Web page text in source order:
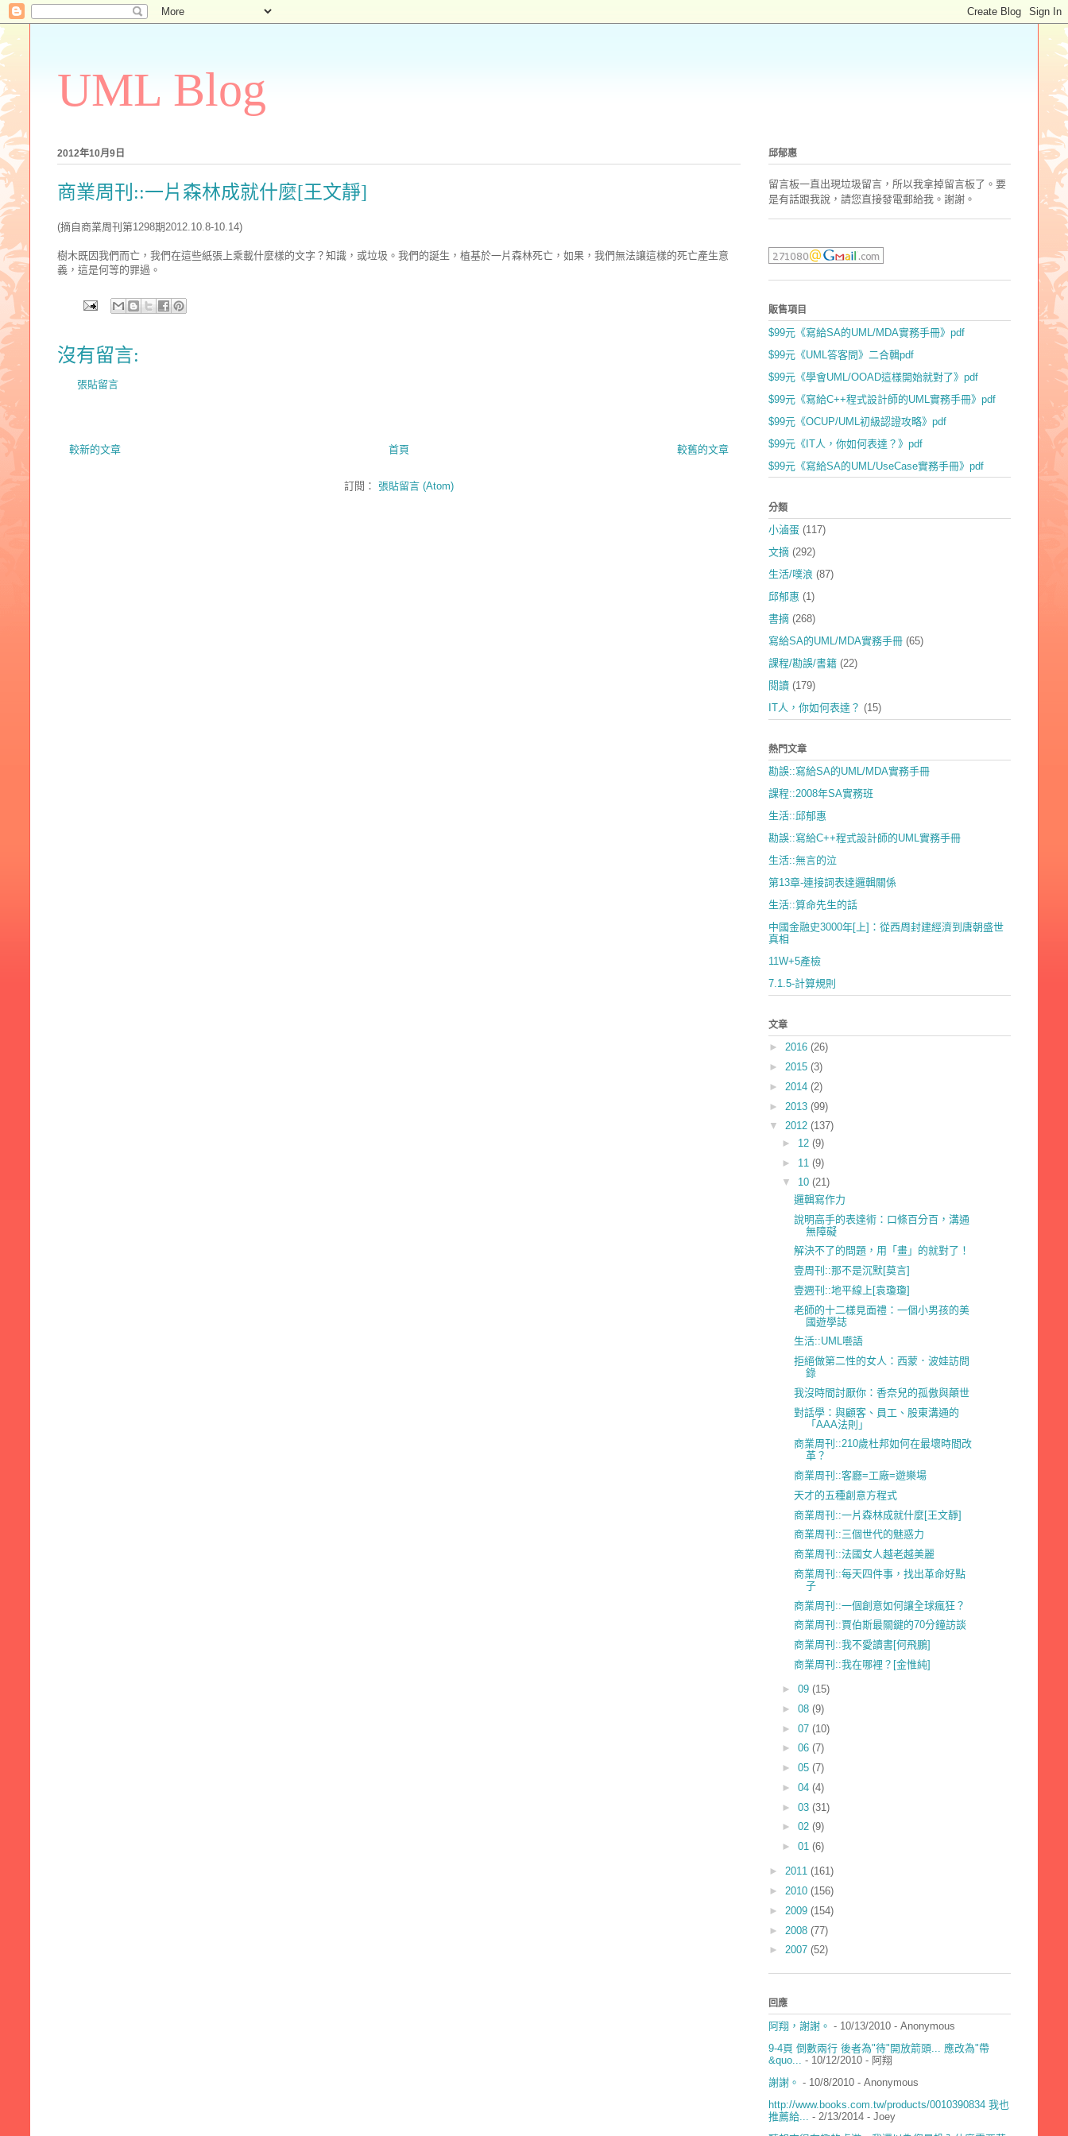
UML Blog
2012年10月9日
商業周刊::一片森林成就什麼[王文靜]
(摘自商業周刊第1298期2012.10.8-10.14)
樹木既因我們而亡，我們在這些紙張上乘載什麼樣的文字？知識，或垃圾。我們的誕生，植基於一片森林死亡，如果，我們無法讓這樣的死亡產生意
義，這是何等的罪過。
沒有留言:
張貼留言
較新的文章 較舊的文章
首頁
訂閱： 張貼留言 (Atom)
邱郁惠
留言板一直出現垃圾留言，所以我拿掉留言板了。要
是有話跟我說，請您直接發電郵給我。謝謝。
販售項目
$99元《寫給SA的UML/MDA實務手冊》pdf
$99元《UML答客問》二合輯pdf
$99元《學會UML/OOAD這樣開始就對了》pdf
$99元《寫給C++程式設計師的UML實務手冊》pdf
$99元《OCUP/UML初級認證攻略》pdf
$99元《IT人，你如何表達？》pdf
$99元《寫給SA的UML/UseCase實務手冊》pdf
分類
小滷蛋 (117)
文摘 (292)
生活/噗浪 (87)
邱郁惠 (1)
書摘 (268)
寫給SA的UML/MDA實務手冊 (65)
課程/勘誤/書籍 (22)
閱讀 (179)
IT人，你如何表達？ (15)
熱門文章
勘誤::寫給SA的UML/MDA實務手冊
課程::2008年SA實務班
生活::邱郁惠
勘誤::寫給C++程式設計師的UML實務手冊
生活::無言的泣
第13章-連接詞表達邏輯關係
生活::算命先生的話
中國金融史3000年[上]：從西周封建經濟到唐朝盛世
真相
11W+5產檢
7.1.5-計算規則
文章
► 2016 (26)
► 2015 (3)
► 2014 (2)
► 2013 (99)
▼ 2012 (137)
► 12 (9)
► 11 (9)
▼ 10 (21)
邏輯寫作力
說明高手的表達術：口條百分百，溝通
無障礙
解決不了的問題，用「畫」的就對了！
壹周刊::那不是沉默[莫言]
壹週刊::地平線上[袁瓊瓊]
老師的十二樣見面禮：一個小男孩的美
國遊學誌
生活::UML囈語
拒絕做第二性的女人：西蒙．波娃訪問
錄
我沒時間討厭你：香奈兒的孤傲與顛世
對話學：與顧客、員工、股東溝通的
「AAA法則」
商業周刊::210歲杜邦如何在最壞時間改
革？
商業周刊::客廳=工廠=遊樂場
天才的五種創意方程式
商業周刊::一片森林成就什麼[王文靜]
商業周刊::三個世代的魅惑力
商業周刊::法國女人越老越美麗
商業周刊::每天四件事，找出革命好點
子
商業周刊::一個創意如何讓全球瘋狂？
商業周刊::賈伯斯最關鍵的70分鐘訪談
商業周刊::我不愛讀書[何飛鵬]
商業周刊::我在哪裡？[金惟純]
► 09 (15)
► 08 (9)
► 07 (10)
► 06 (7)
► 05 (7)
► 04 (4)
► 03 (31)
► 02 (9)
► 01 (6)
► 2011 (161)
► 2010 (156)
► 2009 (154)
► 2008 (77)
► 2007 (52)
回應
阿翔，謝謝。 - 10/13/2010 - Anonymous
9-4頁 倒數兩行 後者為"待"開放箭頭... 應改為"帶
&quo...
- 10/12/2010 - 阿翔
謝謝。 - 10/8/2010 - Anonymous
http://www.books.com.tw/products/0010390834 我也
推薦給...
- 2/13/2014 - Joey